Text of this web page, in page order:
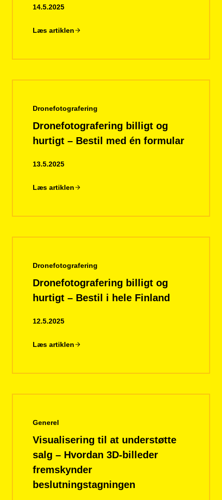
14.5.2025
Læs artiklen
Dronefotografering
Dronefotografering billigt og
hurtigt – Bestil med én formular
13.5.2025
Læs artiklen
Dronefotografering
Dronefotografering billigt og
hurtigt – Bestil i hele Finland
12.5.2025
Læs artiklen
Generel
Visualisering til at understøtte
salg – Hvordan 3D-billeder
fremskynder
beslutningstagningen